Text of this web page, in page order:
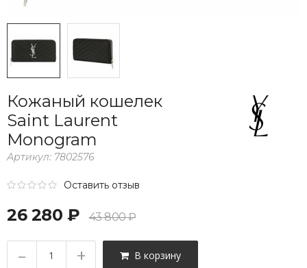
Кожаный кошелек
Saint Laurent
Monogram
Артикул: 7802576
Оставить отзыв
26 280 ₽ 43 800 ₽
– + В корзину